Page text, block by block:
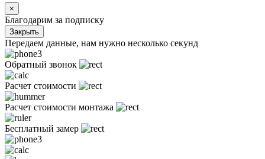
×
Благодарим за подписку
Закрыть
Передаем данные, нам нужно несколько секунд
Обратный звонок
Расчет стоимости
Расчет стоимости монтажа
Бесплатный замер